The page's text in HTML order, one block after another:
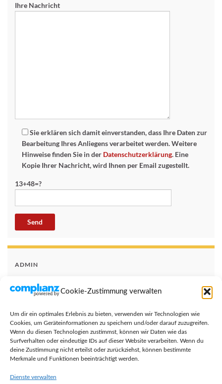
Cookie-Zustimmung verwalten
Um dir ein optimales Erlebnis zu bieten, verwenden wir Technologien wie
Cookies, um Geräteinformationen zu speichern und/oder darauf zuzugreifen.
Wenn du diesen Technologien zustimmst, können wir Daten wie das
Surfverhalten oder eindeutige IDs auf dieser Website verarbeiten. Wenn du
deine Zustimmung nicht erteilst oder zurückziehst, können bestimmte
Merkmale und Funktionen beeinträchtigt werden.
Dienste verwalten
Ihre Nachricht
Sie erklären sich damit einverstanden, dass Ihre Daten zur
Bearbeitung Ihres Anliegens verarbeitet werden. Weitere
Hinweise finden Sie in der Datenschutzerklärung. Eine
Kopie Ihrer Nachricht, wird Ihnen per Email zugestellt.
13+48=?
ADMIN
Anmelden
Kommentar-Feed
WordPress.org